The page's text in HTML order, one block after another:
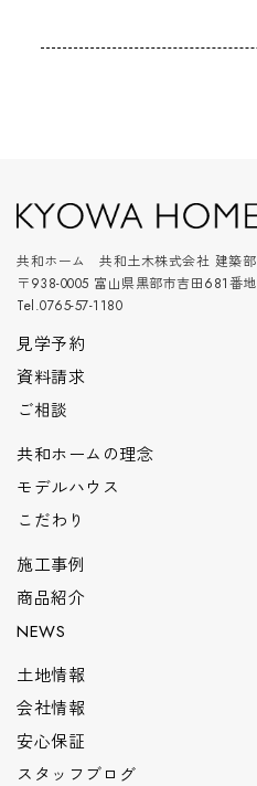
共和ホーム 共和土木株式会社 建築部
〒938-0005 富山県黒部市吉田681番地
Tel.0765-57-1180
見学予約
資料請求
ご相談
共和ホームの理念
モデルハウス
こだわり
施工事例
商品紹介
NEWS
土地情報
会社情報
安心保証
スタッフブログ